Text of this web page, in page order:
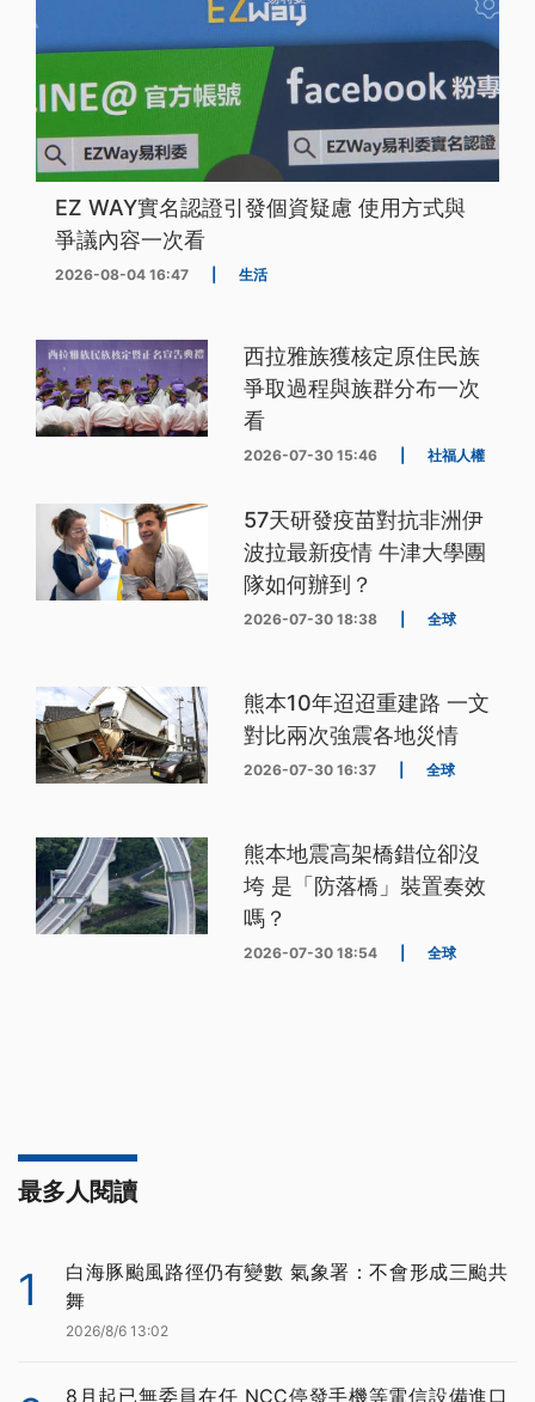
EZ WAY實名認證引發個資疑慮 使用方式與
爭議內容一次看
2026-08-04 16:47 生活
西拉雅族獲核定原住民族
爭取過程與族群分布一次
看
2026-07-30 15:46 社福人權
57天研發疫苗對抗非洲伊
波拉最新疫情 牛津大學團
隊如何辦到？
2026-07-30 18:38 全球
熊本10年迢迢重建路 一文
對比兩次強震各地災情
2026-07-30 16:37 全球
熊本地震高架橋錯位卻沒
垮 是「防落橋」裝置奏效
嗎？
2026-07-30 18:54 全球
最多人閱讀
1
白海豚颱風路徑仍有變數 氣象署：不會形成三颱共
舞
2026/8/6 13:02
8月起已無委員在任 NCC停發手機等電信設備進口